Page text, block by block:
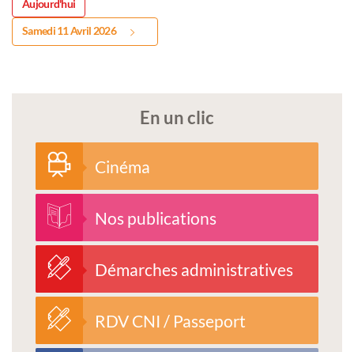
Aujourd'hui
Samedi 11 Avril 2026
En un clic
Cinéma
Nos publications
Démarches administratives
RDV CNI / Passeport